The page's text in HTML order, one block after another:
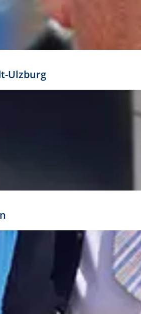
Ulzburg